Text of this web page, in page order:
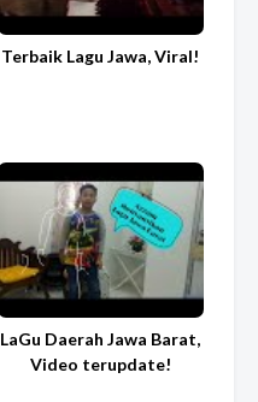
Terbaik Lagu Jawa, Viral!
LaGu Daerah Jawa Barat,
Video terupdate!